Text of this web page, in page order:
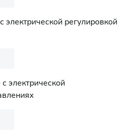
электрической регулировкой
электрической